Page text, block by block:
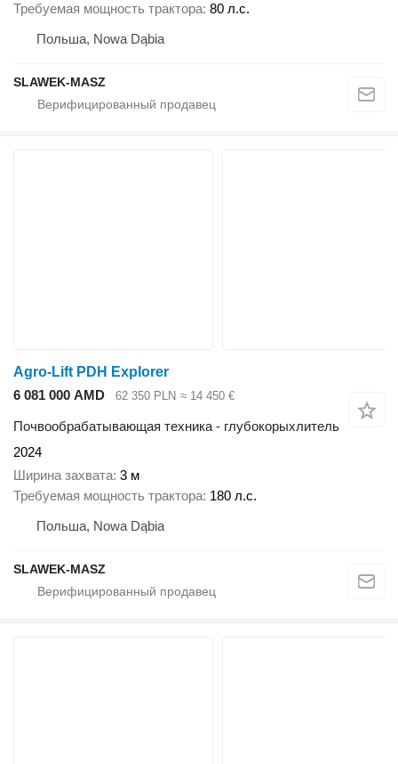
Требуемая мощность трактора 80 л.с.
Польша, Nowa Dąbia
SLAWEK-MASZ
Agro-Lift PDH Explorer
6 081 000 AMD
62 350 PLN ≈ 14 450 €
Почвообрабатывающая техника - глубокорыхлитель
2024
Ширина захвата 3 м
Требуемая мощность трактора 180 л.с.
Польша, Nowa Dąbia
SLAWEK-MASZ